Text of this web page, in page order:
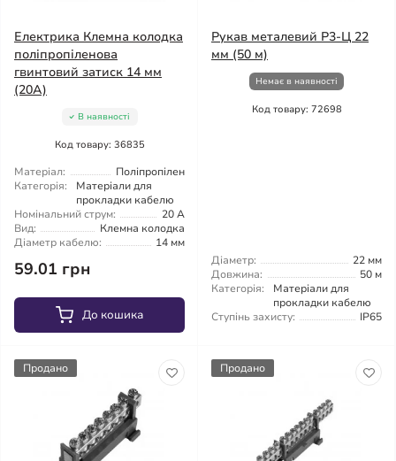
Електрика Клемна колодка
поліпропіленова
гвинтовий затиск 14 мм
(20А)
В наявності
Код товару: 36835
Матеріал:
Поліпропілен
Категорія:
Матеріали для
прокладки кабелю
Номінальний струм:
20 А
Вид:
Клемна колодка
Діаметр кабелю:
14 мм
59.01 грн
До кошика
Рукав металевий Р3-Ц 22
мм (50 м)
Немає в наявності
Код товару: 72698
Діаметр:
22 мм
Довжина:
50 м
Категорія:
Матеріали для
прокладки кабелю
Ступінь захисту:
IP65
Продано Продано